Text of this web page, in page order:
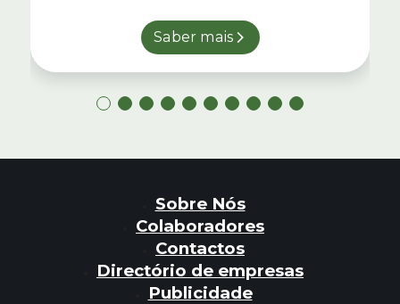
Saber mais
Sobre Nós
Colaboradores
Contactos
Directório de empresas
Publicidade